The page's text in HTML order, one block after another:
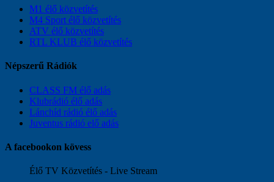
M1 élő közvetítés
M4 Sport élő közvetítés
ATV élő közvetítés
RTL KLUB élő közvetítés
Népszerű Rádiók
CLASS FM élő adás
Klubrádió élő adás
Lánchíd rádió élő adás
Juventus rádió elő adás
A facebookon kövess
Élő TV Közvetítés - Live Stream